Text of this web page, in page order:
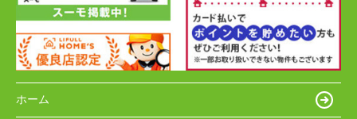
ホーム